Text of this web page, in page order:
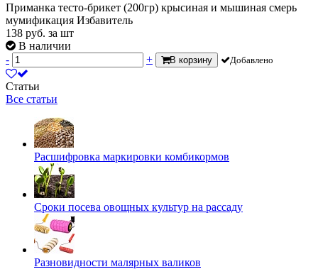
Приманка тесто-брикет (200гр) крысиная и мышиная смерь
мумификация Избавитель
138 руб. за шт
В наличии
-
+ В корзину Добавлено
Статьи
Все статьи
Расшифровка маркировки комбикормов
Сроки посева овощных культур на рассаду
Разновидности малярных валиков